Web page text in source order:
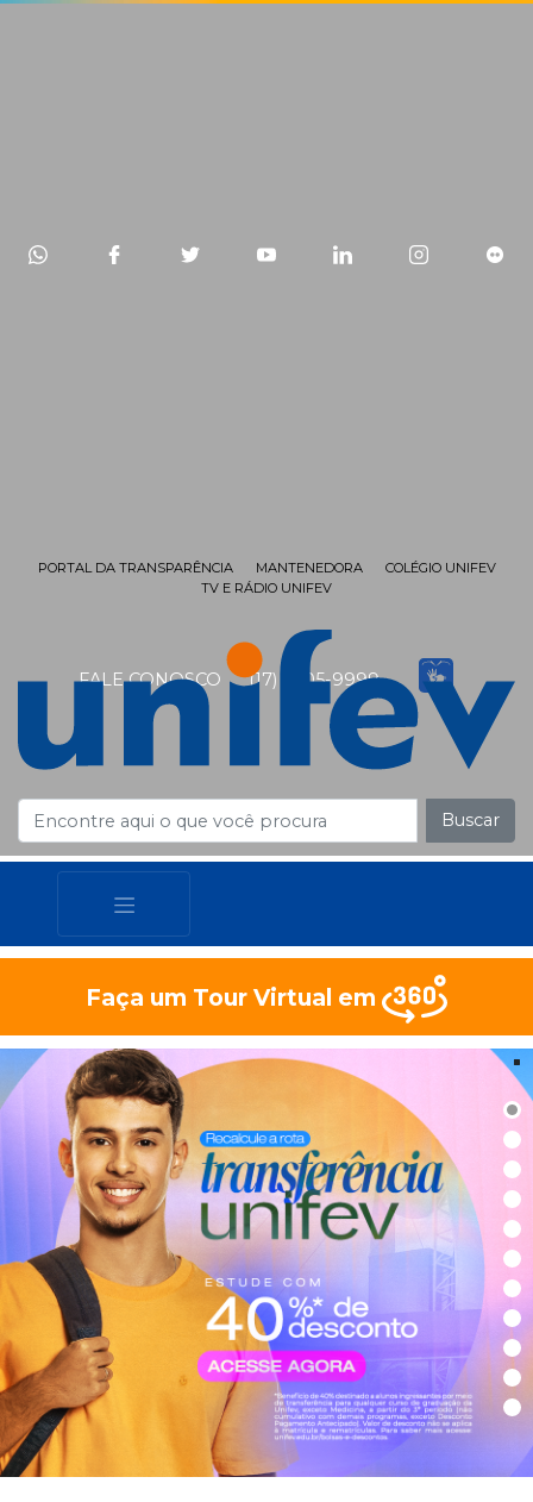
FALE CONOSCO (17) 3405-9999
PORTAL DA TRANSPARÊNCIA MANTENEDORA
COLÉGIO UNIFEV
TV E RÁDIO UNIFEV
Buscar
Faça um Tour Virtual em